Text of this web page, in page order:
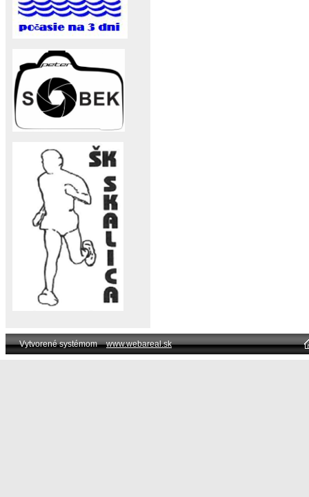
Vytvorené systémom www.webareal.sk